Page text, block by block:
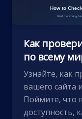
Как
по всему
Узнайте, как
вашего сайта
Поймите, что
доступность,